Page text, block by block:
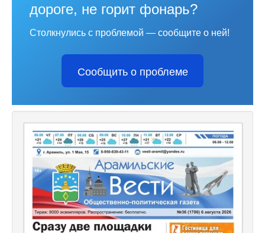
дороге, не горит фонарь?
Столкнулись с проблемой — сообщите о ней!
Сообщить о проблеме